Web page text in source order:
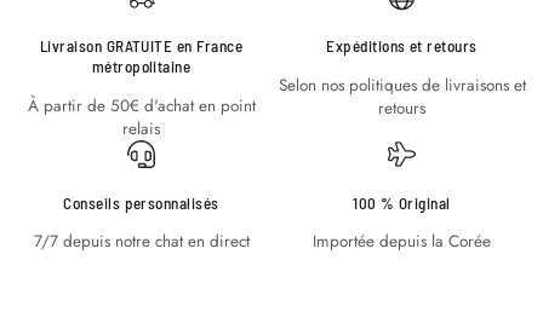
Livraison GRATUITE en France
métropolitaine
À partir de 50€ d'achat en point
relais
Expéditions et retours
Selon nos politiques de livraisons et
retours
Conseils personnalisés
7/7 depuis notre chat en direct
100 % Original
Importée depuis la Corée